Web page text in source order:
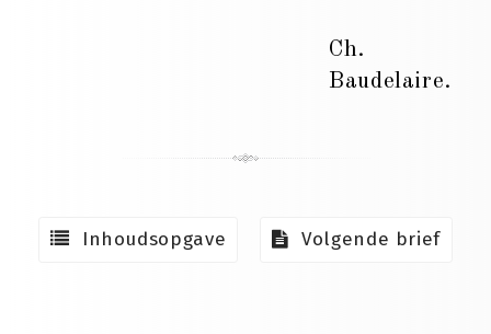
Ch.
Baudelaire.
Inhoudsopgave Volgende brief